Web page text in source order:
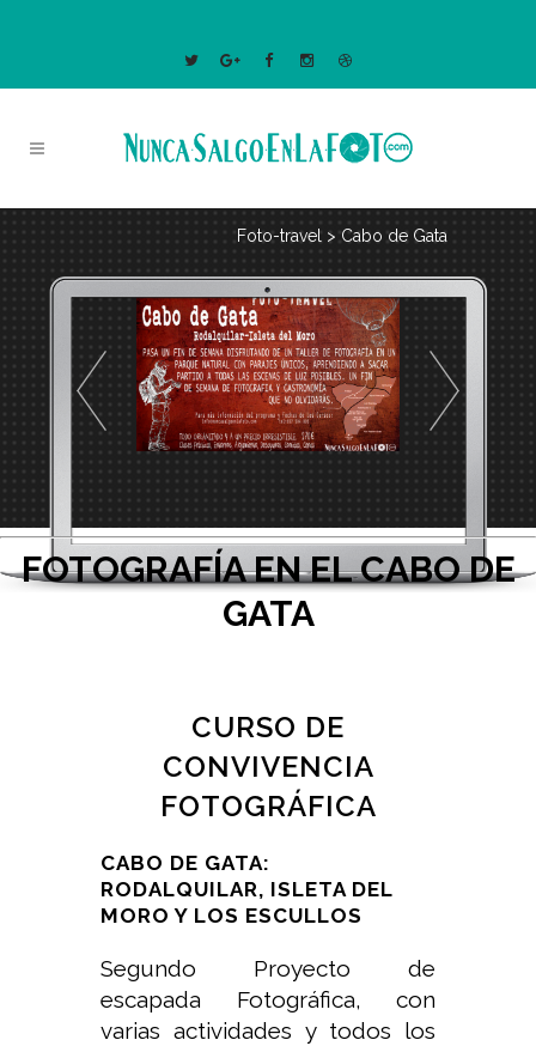
Foto-travel > Cabo de Gata
FOTOGRAFÍA EN EL CABO DE
GATA
CURSO DE
CONVIVENCIA
FOTOGRÁFICA
CABO DE GATA:
RODALQUILAR, ISLETA DEL
MORO Y LOS ESCULLOS
Segundo Proyecto de
escapada Fotográfica, con
varias actividades y todos los